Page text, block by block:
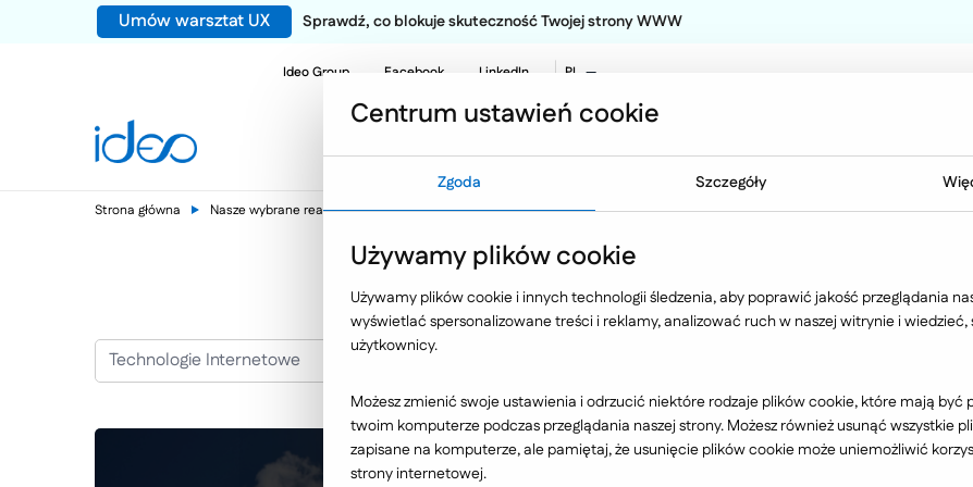
Umów warsztat UX Sprawdź, co blokuje skuteczność Twojej strony WWW
Ideo Group Facebook LinkedIn
PL
EN
NO
Strona główna Nasze wybrane realizacje JB Investments Sp. z o.o.
Technologie Internetowe
Centrum ustawień cookie
Zgoda Szczegóły
Używamy plików cookie
Używamy plików cookie i innych technologii śledzenia, aby poprawić jakość przeglądania
wyświetlać spersonalizowane treści i reklamy, analizować ruch w naszej witrynie i wiedzieć,
użytkownicy.
Możesz zmienić swoje ustawienia i odrzucić niektóre rodzaje plików cookie, które mają być
twoim komputerze podczas przeglądania naszej strony. Możesz również usunąć wszystkie
zapisane na komputerze, ale pamiętaj, że usunięcie plików cookie może uniemożliwić
strony internetowej.